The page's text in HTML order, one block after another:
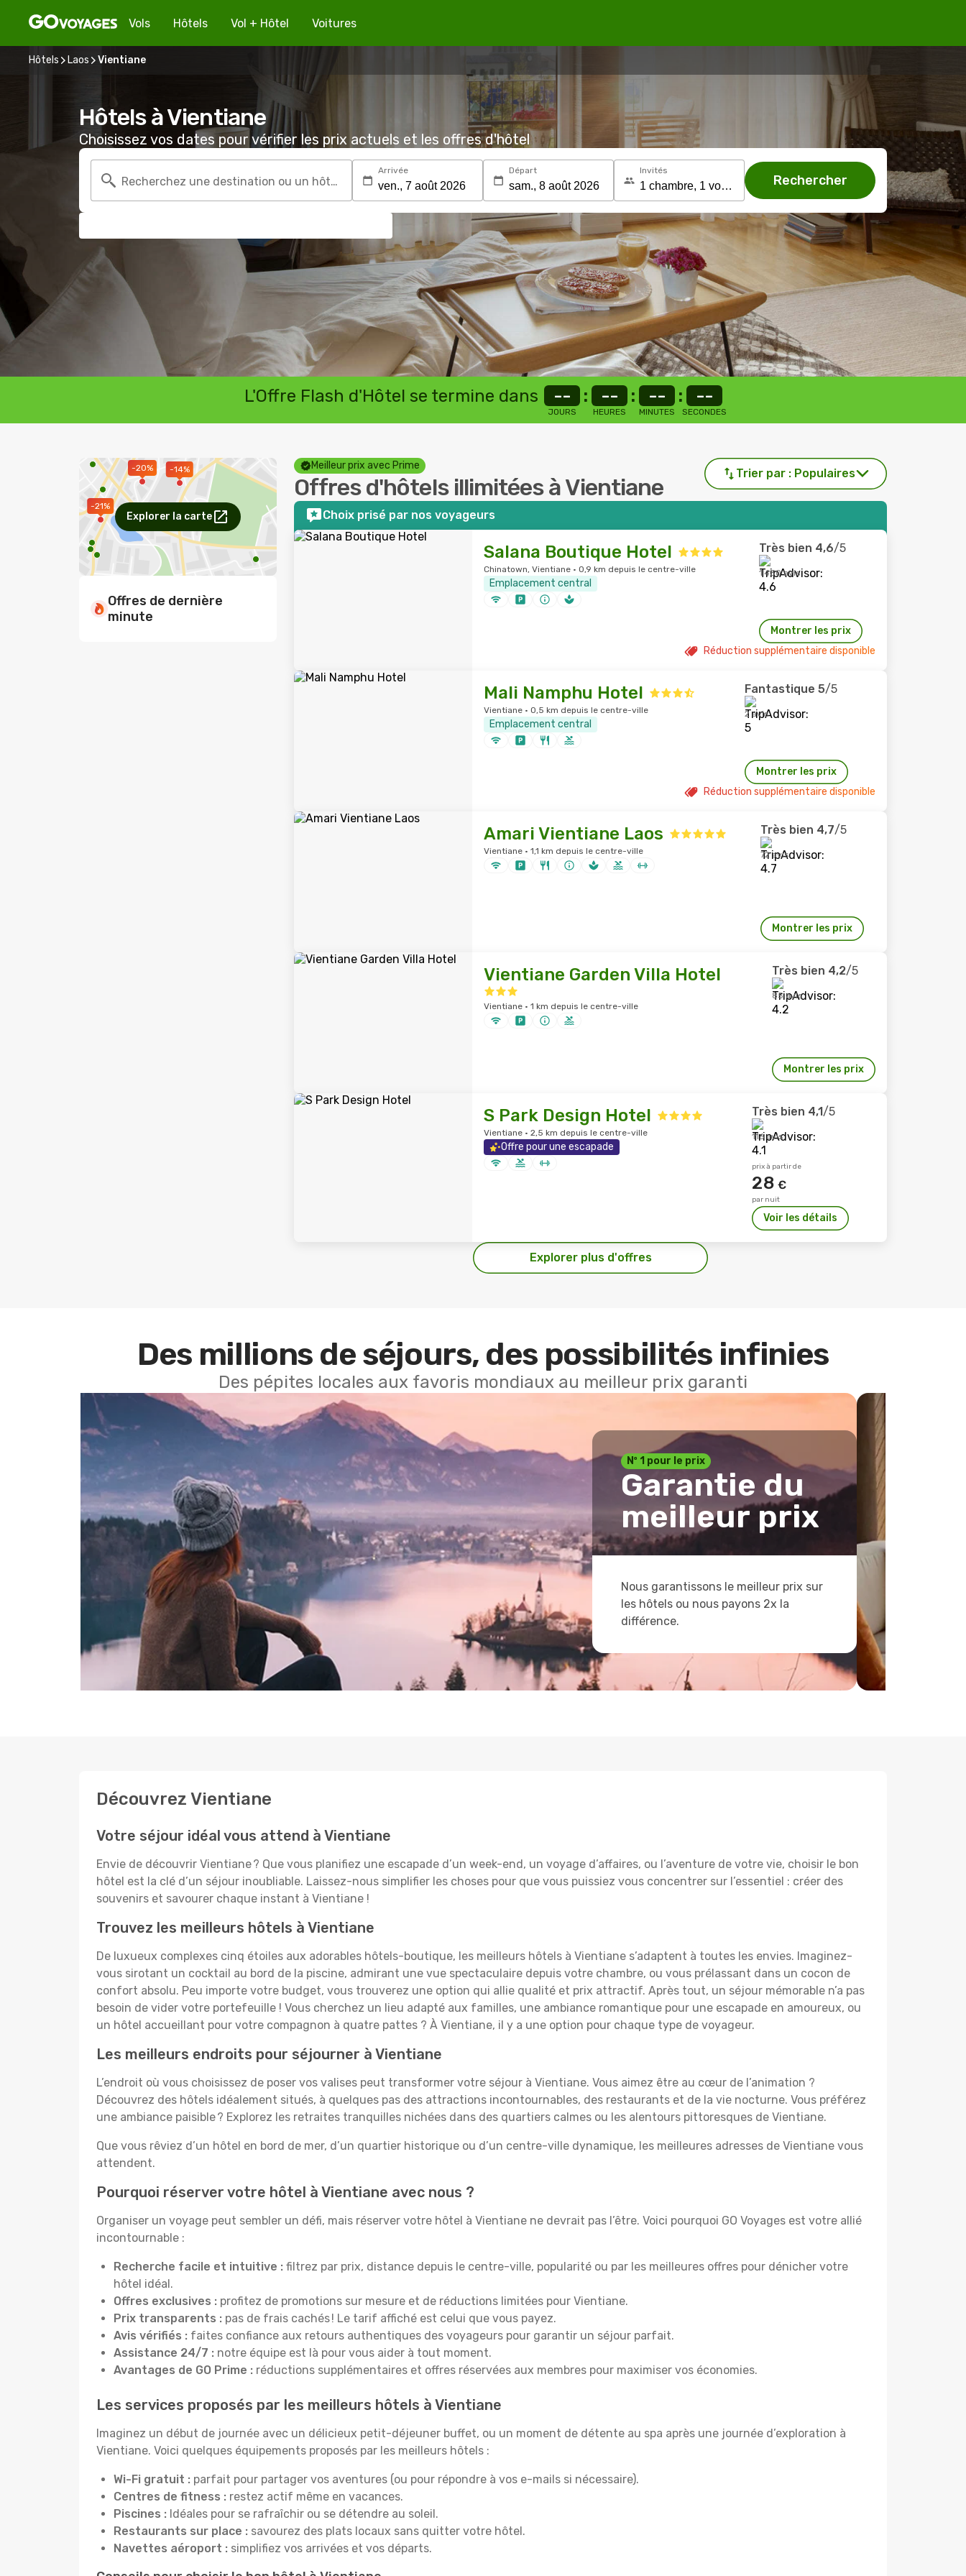
Vols Hôtels Vol + Hôtel Voitures
Hôtels Laos Vientiane
Hôtels à Vientiane
Choisissez vos dates pour vérifier les prix actuels et les offres d'hôtel
Recherchez une destination ou un hôtel
Arrivée Départ Invités
Rechercher
L'Offre Flash d'Hôtel se termine dans --
JOURS
: --
HEURES
: --
MINUTES
: --
SECONDES
-20%
-21%
-14%
Explorer la carte
Offres de dernière
minute
Meilleur prix avec Prime
Offres d'hôtels illimitées à Vientiane
Trier par : Populaires
Choix prisé par nos voyageurs
Salana Boutique Hotel
Chinatown, Vientiane · 0,9 km depuis le centre-ville
Emplacement central
Très bien 4,6/5
1 430 avis
Montrer les prix
Réduction supplémentaire disponible
Mali Namphu Hotel
Vientiane · 0,5 km depuis le centre-ville
Emplacement central
Fantastique 5/5
2 avis
Montrer les prix
Réduction supplémentaire disponible
Amari Vientiane Laos
Vientiane · 1,1 km depuis le centre-ville
Très bien 4,7/5
72 avis
Montrer les prix
Vientiane Garden Villa Hotel
Vientiane · 1 km depuis le centre-ville
Très bien 4,2/5
85 avis
Montrer les prix
S Park Design Hotel
Vientiane · 2,5 km depuis le centre-ville
Offre pour une escapade
Très bien 4,1/5
116 avis
prix à partir de
28 €
par nuit
Voir les détails
Explorer plus d'offres
Des millions de séjours, des possibilités infinies
Des pépites locales aux favoris mondiaux au meilleur prix garanti
Nº 1 pour le prix
Garantie du
meilleur prix
Nous garantissons le meilleur prix sur
les hôtels ou nous payons 2x la
différence.
Découvrez Vientiane
Votre séjour idéal vous attend à Vientiane
Envie de découvrir Vientiane ? Que vous planifiez une escapade d’un week-end, un voyage d’affaires, ou l’aventure de votre vie, choisir le bon
hôtel est la clé d’un séjour inoubliable. Laissez-nous simplifier les choses pour que vous puissiez vous concentrer sur l’essentiel : créer des
souvenirs et savourer chaque instant à Vientiane !
Trouvez les meilleurs hôtels à Vientiane
De luxueux complexes cinq étoiles aux adorables hôtels-boutique, les meilleurs hôtels à Vientiane s’adaptent à toutes les envies. Imaginez-
vous sirotant un cocktail au bord de la piscine, admirant une vue spectaculaire depuis votre chambre, ou vous prélassant dans un cocon de
confort absolu. Peu importe votre budget, vous trouverez une option qui allie qualité et prix attractif. Après tout, un séjour mémorable n’a pas
besoin de vider votre portefeuille ! Vous cherchez un lieu adapté aux familles, une ambiance romantique pour une escapade en amoureux, ou
un hôtel accueillant pour votre compagnon à quatre pattes ? À Vientiane, il y a une option pour chaque type de voyageur.
Les meilleurs endroits pour séjourner à Vientiane
L’endroit où vous choisissez de poser vos valises peut transformer votre séjour à Vientiane. Vous aimez être au cœur de l’animation ?
Découvrez des hôtels idéalement situés, à quelques pas des attractions incontournables, des restaurants et de la vie nocturne. Vous préférez
une ambiance paisible ? Explorez les retraites tranquilles nichées dans des quartiers calmes ou les alentours pittoresques de Vientiane.
Que vous rêviez d’un hôtel en bord de mer, d’un quartier historique ou d’un centre-ville dynamique, les meilleures adresses de Vientiane vous
attendent.
Pourquoi réserver votre hôtel à Vientiane avec nous ?
Organiser un voyage peut sembler un défi, mais réserver votre hôtel à Vientiane ne devrait pas l’être. Voici pourquoi GO Voyages est votre allié
incontournable :
Recherche facile et intuitive : filtrez par prix, distance depuis le centre-ville, popularité ou par les meilleures offres pour dénicher votre
hôtel idéal.
Offres exclusives : profitez de promotions sur mesure et de réductions limitées pour Vientiane.
Prix transparents : pas de frais cachés ! Le tarif affiché est celui que vous payez.
Avis vérifiés : faites confiance aux retours authentiques des voyageurs pour garantir un séjour parfait.
Assistance 24/7 : notre équipe est là pour vous aider à tout moment.
Avantages de GO Prime : réductions supplémentaires et offres réservées aux membres pour maximiser vos économies.
Les services proposés par les meilleurs hôtels à Vientiane
Imaginez un début de journée avec un délicieux petit-déjeuner buffet, ou un moment de détente au spa après une journée d’exploration à
Vientiane. Voici quelques équipements proposés par les meilleurs hôtels :
Wi-Fi gratuit : parfait pour partager vos aventures (ou pour répondre à vos e-mails si nécessaire).
Centres de fitness : restez actif même en vacances.
Piscines : Idéales pour se rafraîchir ou se détendre au soleil.
Restaurants sur place : savourez des plats locaux sans quitter votre hôtel.
Navettes aéroport : simplifiez vos arrivées et vos départs.